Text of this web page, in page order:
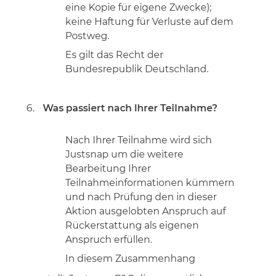
eine Kopie für eigene Zwecke);
keine Haftung für Verluste auf dem
Postweg.
Es gilt das Recht der
Bundesrepublik Deutschland.
Was passiert nach Ihrer Teilnahme?
Nach Ihrer Teilnahme wird sich
Justsnap um die weitere
Bearbeitung Ihrer
Teilnahmeinformationen kümmern
und nach Prüfung den in dieser
Aktion ausgelobten Anspruch auf
Rückerstattung als eigenen
Anspruch erfüllen.
In diesem Zusammenhang